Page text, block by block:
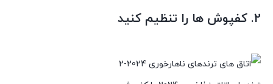
2. کفپوش ها را تنظیم کنید